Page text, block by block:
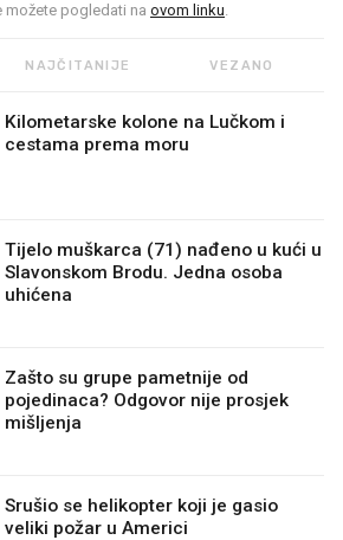
možete pogledati na ovom linku.
NAJČITANIJE VEZANO
Kilometarske kolone na Lučkom i
cestama prema moru
Tijelo muškarca (71) nađeno u kući u
Slavonskom Brodu. Jedna osoba
uhićena
Zašto su grupe pametnije od
pojedinaca? Odgovor nije prosjek
mišljenja
Srušio se helikopter koji je gasio
veliki požar u Americi